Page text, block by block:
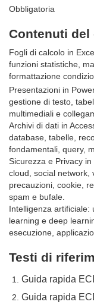
Obbligatoria
Contenuti del
Fogli di calcolo in
funzioni statistiche,
formattazione
Presentazioni in
gestione di testo,
multimediali e
Archivi di dati in
database, tabelle,
fondamentali, query,
Sicurezza e Privacy
cloud, social network,
precauzioni, cookie,
spam e bufale.
Intelligenza artificiale:
learning e deep
esecuzione,
Testi di
Guida rapida
Guida rapida